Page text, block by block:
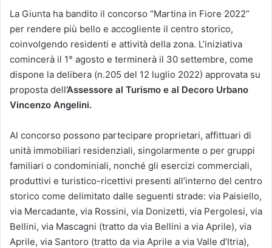
La Giunta ha bandito il concorso “Martina in Fiore 2022”
per rendere più bello e accogliente il centro storico,
coinvolgendo residenti e attività della zona. L’iniziativa
comincerà il 1° agosto e terminerà il 30 settembre, come
dispone la delibera (n.205 del 12 luglio 2022) approvata su
proposta dell’Assessore al Turismo e al Decoro Urbano
Vincenzo Angelini.
Al concorso possono partecipare proprietari, affittuari di
unità immobiliari residenziali, singolarmente o per gruppi
familiari o condominiali, nonché gli esercizi commerciali,
produttivi e turistico-ricettivi presenti all’interno del centro
storico come delimitato dalle seguenti strade: via Paisiello,
via Mercadante, via Rossini, via Donizetti, via Pergolesi, via
Bellini, via Mascagni (tratto da via Bellini a via Aprile), via
Aprile, via Santoro (tratto da via Aprile a via Valle d’Itria),